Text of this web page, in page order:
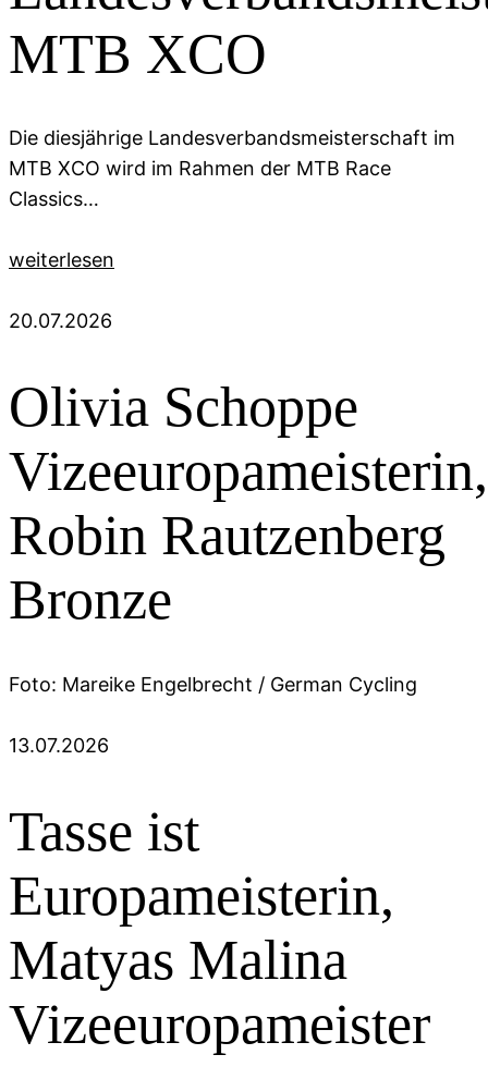
MTB XCO
Die diesjährige Landesverbandsmeisterschaft im
MTB XCO wird im Rahmen der MTB Race
Classics…
weiterlesen
20.07.2026
Olivia Schoppe
Vizeeuropameisterin,
Robin Rautzenberg
Bronze
Foto: Mareike Engelbrecht / German Cycling
13.07.2026
Tasse ist
Europameisterin,
Matyas Malina
Vizeeuropameister